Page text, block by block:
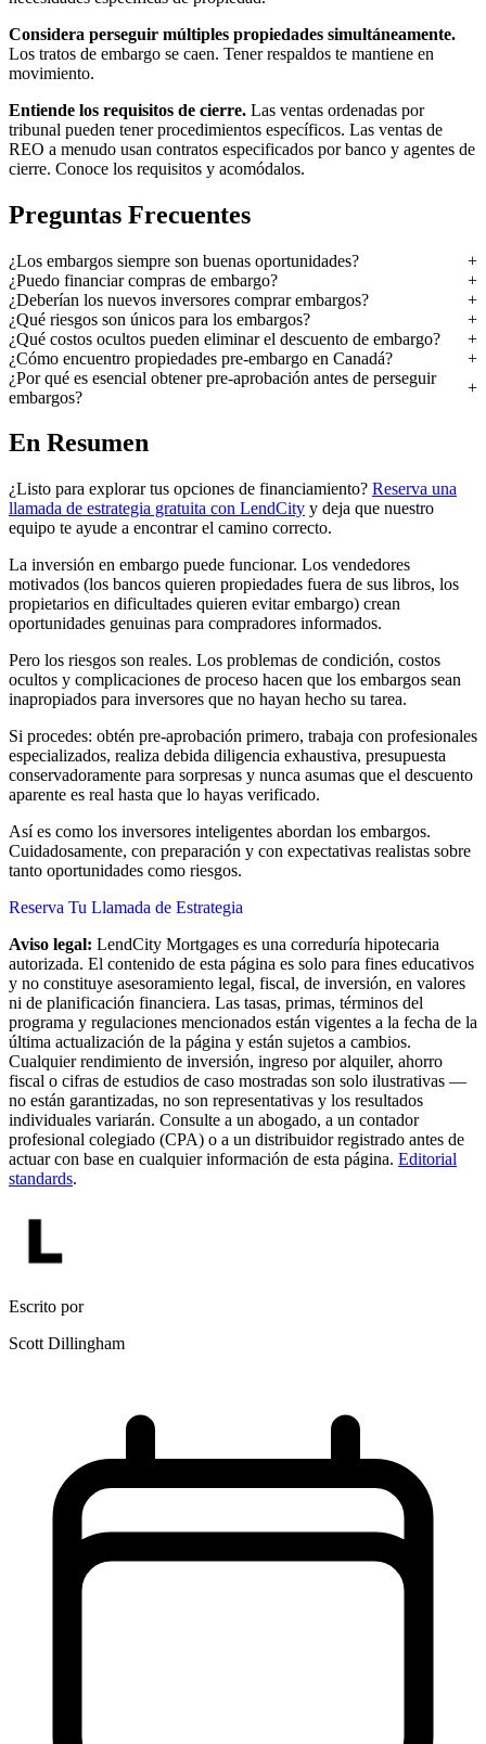
Considera perseguir múltiples propiedades simultáneamente.
Los tratos de embargo se caen. Tener respaldos te mantiene en
movimiento.
Entiende los requisitos de cierre. Las ventas ordenadas por
tribunal pueden tener procedimientos específicos. Las ventas de
REO a menudo usan contratos especificados por banco y agentes de
cierre. Conoce los requisitos y acomódalos.
Preguntas Frecuentes
¿Los embargos siempre son buenas oportunidades?
¿Puedo financiar compras de embargo?
¿Deberían los nuevos inversores comprar embargos?
¿Qué riesgos son únicos para los embargos?
¿Qué costos ocultos pueden eliminar el descuento de embargo?
¿Cómo encuentro propiedades pre-embargo en Canadá?
¿Por qué es esencial obtener pre-aprobación antes de perseguir
embargos?
En Resumen
¿Listo para explorar tus opciones de financiamiento? Reserva una
llamada de estrategia gratuita con LendCity y deja que nuestro
equipo te ayude a encontrar el camino correcto.
La inversión en embargo puede funcionar. Los vendedores
motivados (los bancos quieren propiedades fuera de sus libros, los
propietarios en dificultades quieren evitar embargo) crean
oportunidades genuinas para compradores informados.
Pero los riesgos son reales. Los problemas de condición, costos
ocultos y complicaciones de proceso hacen que los embargos sean
inapropiados para inversores que no hayan hecho su tarea.
Si procedes: obtén pre-aprobación primero, trabaja con profesionales
especializados, realiza debida diligencia exhaustiva, presupuesta
conservadoramente para sorpresas y nunca asumas que el descuento
aparente es real hasta que lo hayas verificado.
Así es como los inversores inteligentes abordan los embargos.
Cuidadosamente, con preparación y con expectativas realistas sobre
tanto oportunidades como riesgos.
Reserva Tu Llamada de Estrategia
Aviso legal: LendCity Mortgages es una correduría hipotecaria
autorizada. El contenido de esta página es solo para fines educativos
y no constituye asesoramiento legal, fiscal, de inversión, en valores
ni de planificación financiera. Las tasas, primas, términos del
programa y regulaciones mencionados están vigentes a la fecha de la
última actualización de la página y están sujetos a cambios.
Cualquier rendimiento de inversión, ingreso por alquiler, ahorro
fiscal o cifras de estudios de caso mostradas son solo ilustrativas —
no están garantizadas, no son representativas y los resultados
individuales variarán. Consulte a un abogado, a un contador
profesional colegiado (CPA) o a un distribuidor registrado antes de
actuar con base en cualquier información de esta página. Editorial
standards.
Escrito por
Scott Dillingham